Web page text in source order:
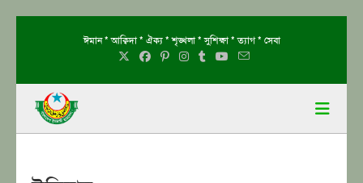
ঈমান * আক্বিদা * ঐক্য * শৃঙ্খলা * সুশিক্ষা * ত্যাগ * সেবা